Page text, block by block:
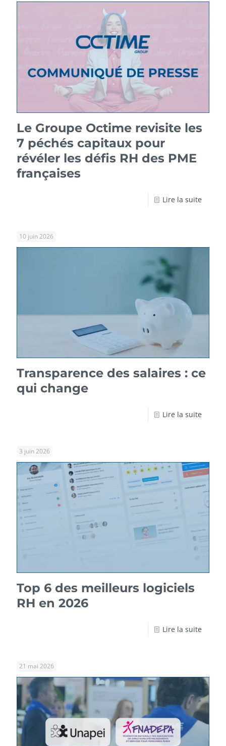
Le Groupe Octime revisite les
7 péchés capitaux pour
révéler les défis RH des PME
françaises
Lire la suite
10 juin 2026
Transparence des salaires : ce
qui change
Lire la suite
3 juin 2026
Top 6 des meilleurs logiciels
RH en 2026
Lire la suite
21 mai 2026